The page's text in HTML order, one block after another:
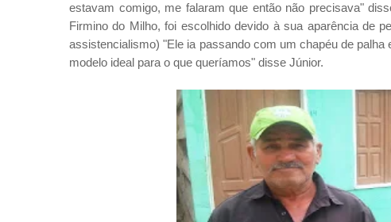
estavam comigo, me falaram que então não precisava"
Firmino do Milho, foi escolhido devido à sua aparência de
assistencialismo) "Ele ia passando com um chapéu de
modelo ideal para o que queríamos" disse Júnior.